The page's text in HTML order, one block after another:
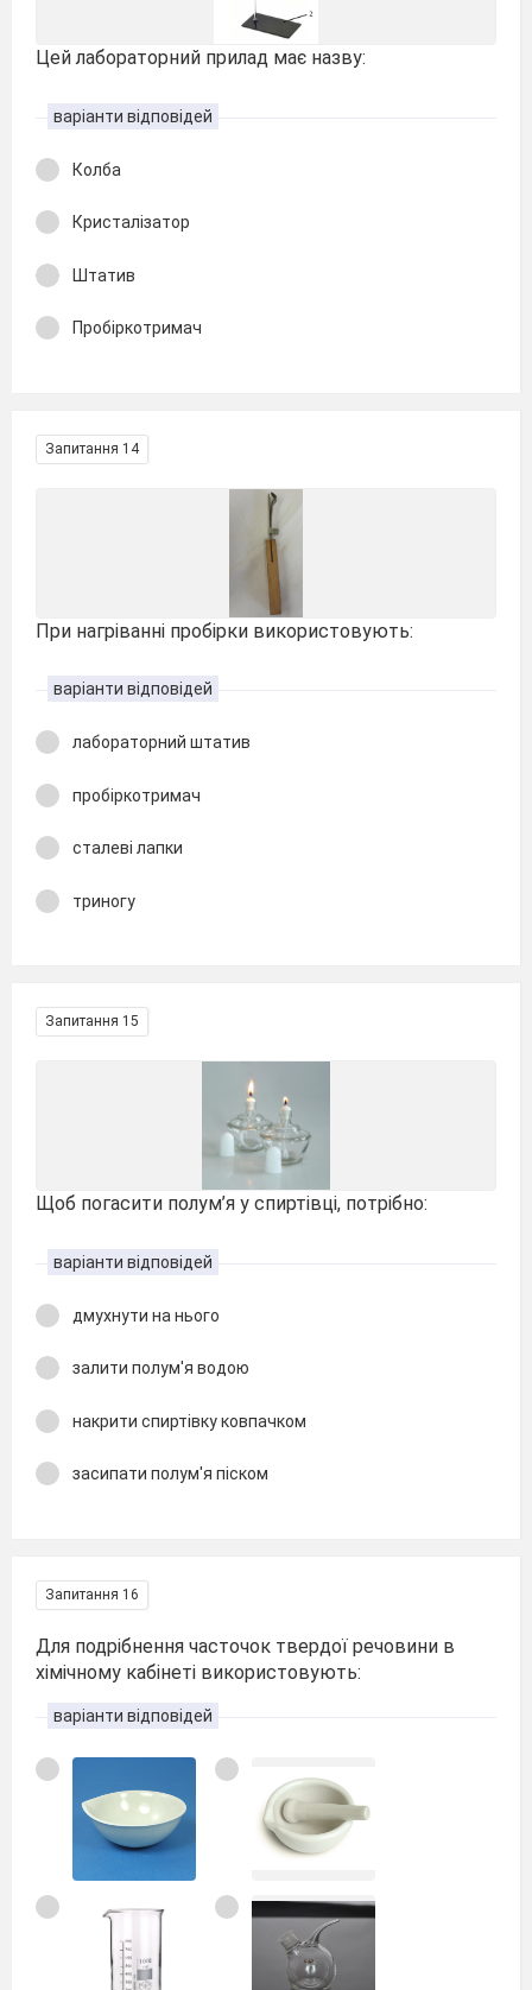
Цей лабораторний прилад має назву:
варіанти відповідей
Колба
Кристалізатор
Штатив
Пробіркотримач
Запитання 14
При нагріванні пробірки використовують:
варіанти відповідей
лабораторний штатив
пробіркотримач
сталеві лапки
триногу
Запитання 15
Щоб погасити полум’я у спиртівці, потрібно:
варіанти відповідей
дмухнути на нього
залити полум'я водою
накрити спиртівку ковпачком
засипати полум'я піском
Запитання 16
Для подрібнення часточок твердої речовини в
хімічному кабінеті використовують:
варіанти відповідей